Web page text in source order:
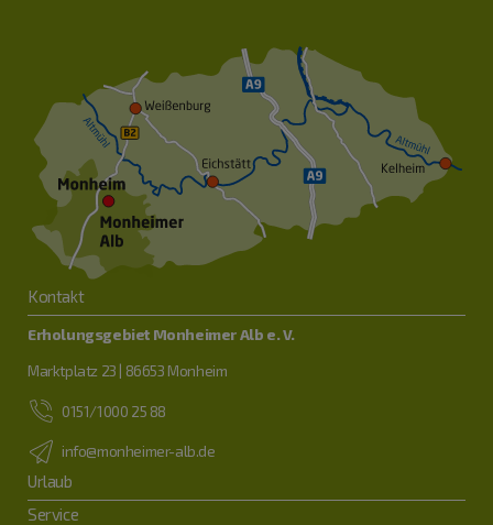
Kontakt
Erholungsgebiet Monheimer Alb e. V.
Marktplatz 23 | 86653 Monheim
0151/1000 25 88
info@monheimer-alb.de
Urlaub
Service